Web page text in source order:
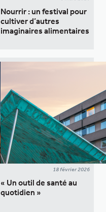
Nourrir : un festival pour
cultiver d’autres
imaginaires alimentaires
18 février 2026
« Un outil de santé au
quotidien »